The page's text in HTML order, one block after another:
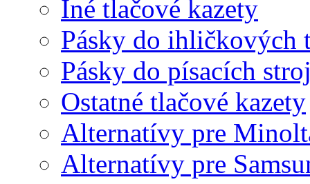
Iné tlačové kazety
Pásky do ihličkových
Pásky do písacích
Ostatné tlačové kazety
Alternatívy pre
Alternatívy pre